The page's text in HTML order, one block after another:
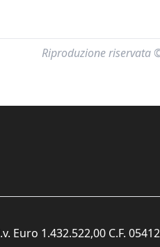
Riproduzione riservata
1.432.522,00 C.F.